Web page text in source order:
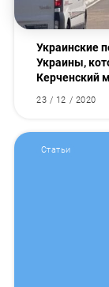
Украинские
Украины,
Керченский
23 / 12 / 2020
Статьи